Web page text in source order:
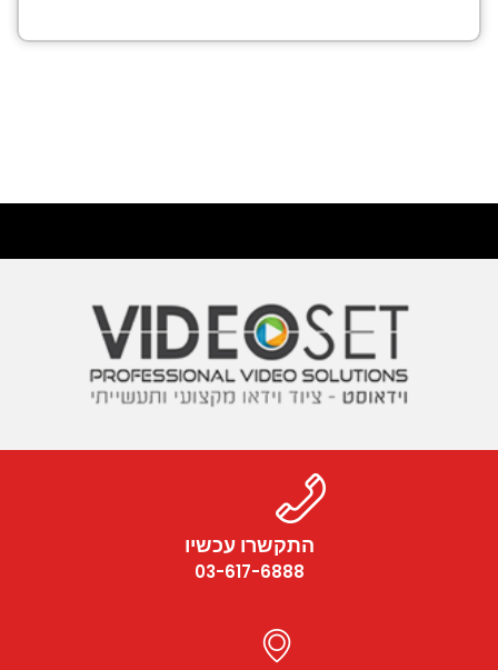
התקשרו עכשיו
03-617-6888